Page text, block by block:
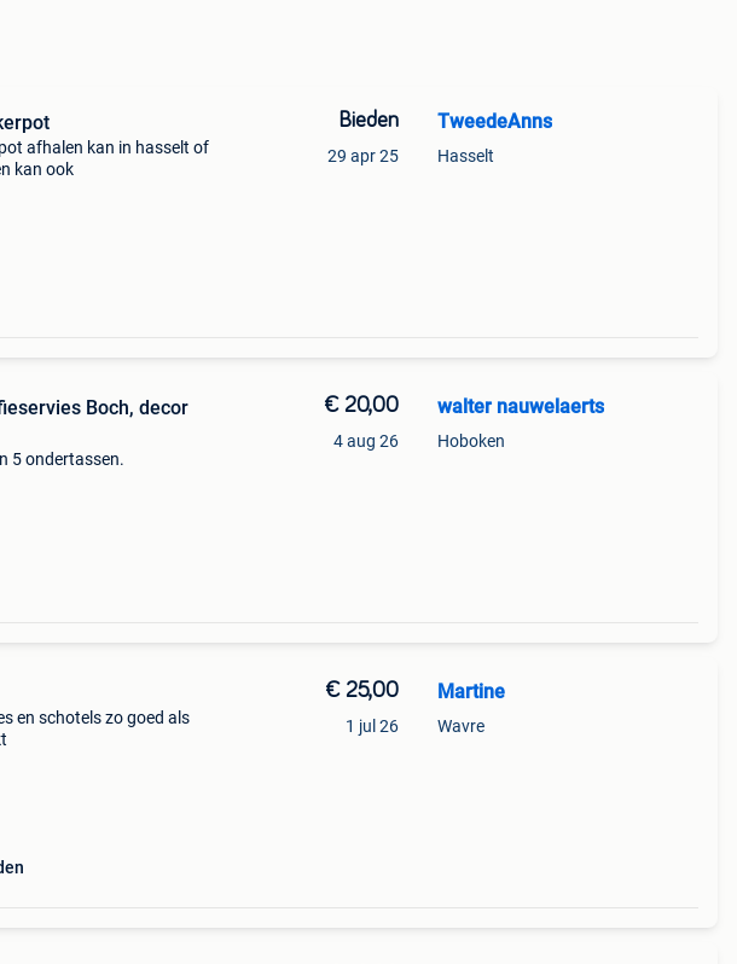
afhalen kan in hasselt of
kan ook
Bieden
29 apr 25
TweedeAnns
Hasselt
Boch, decor
5 ondertassen.
€ 20,00
4 aug 26
walter nauwelaerts
Hoboken
en schotels zo goed als
€ 25,00
1 jul 26
Martine
Wavre